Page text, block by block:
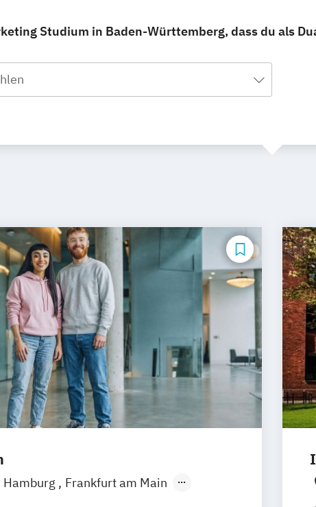
Studium in Baden-Württemberg, dass du als
Hamburg
Frankfurt am Main